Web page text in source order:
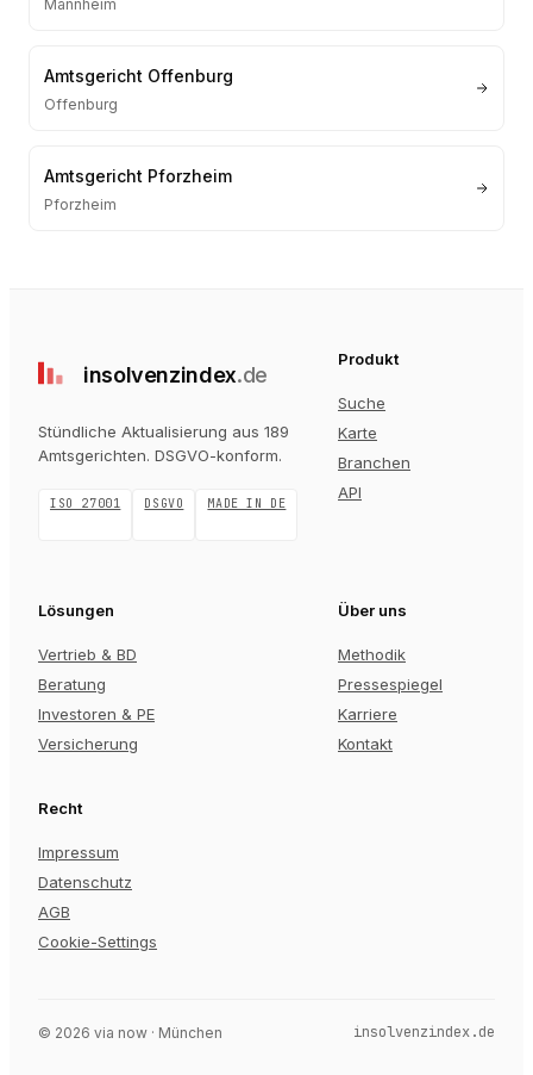
Mannheim
Amtsgericht Offenburg
Offenburg
Amtsgericht Pforzheim
Pforzheim
insolvenzindex.de
Stündliche Aktualisierung aus 189
Amtsgerichten. DSGVO-konform.
ISO 27001 DSGVO MADE IN DE
Produkt
Suche
Karte
Branchen
API
Lösungen
Vertrieb & BD
Beratung
Investoren & PE
Versicherung
Über uns
Methodik
Pressespiegel
Karriere
Kontakt
Recht
Impressum
Datenschutz
AGB
Cookie-Settings
© 2026 via now · München insolvenzindex.de